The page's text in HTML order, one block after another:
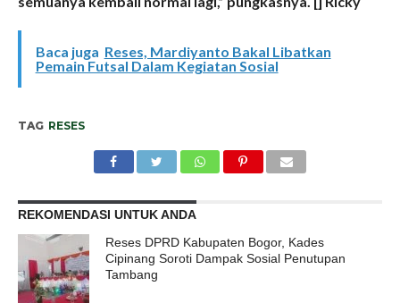
Baca juga Reses, Mardiyanto Bakal Libatkan
Pemain Futsal Dalam Kegiatan Sosial
TAG RESES
REKOMENDASI UNTUK ANDA
Reses DPRD Kabupaten Bogor, Kades
Cipinang Soroti Dampak Sosial Penutupan
Tambang